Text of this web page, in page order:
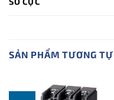
SẢN PHẨM TƯƠNG TỰ